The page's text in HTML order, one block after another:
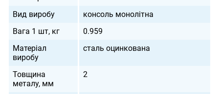
Вид виробу
консоль монолітна
Вага 1 шт, кг
0.959
Матеріал
виробу
сталь оцинкована
Товщина
металу, мм
2